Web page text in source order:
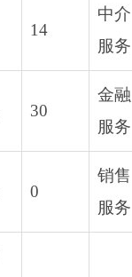
14
中介
服务
30
金融
服务
0
销售
服务